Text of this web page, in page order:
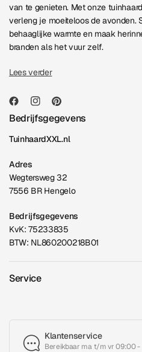
van te genieten. Met onze
verleng je moeiteloos de avonden.
behaaglijke warmte en maak
branden als het vuur zelf.
Lees verder
Bedrijfsgegevens
TuinhaardXXL.nl
Adres
Wegtersweg 32
7556 BR Hengelo
Bedrijfsgegevens
KvK: 75233835
BTW: NL860200218B01
Service
Klantenservice
Bereikbaar ma t/m vr 09:00 -